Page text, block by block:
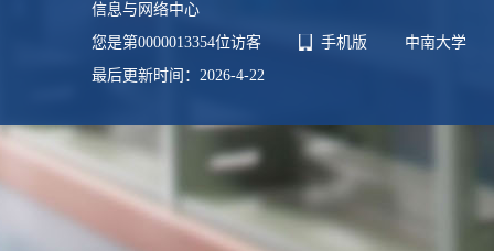
信息与网络中心
您是第0000013354位访客 手机版
中南大学
最后更新时间： 2026-4-22